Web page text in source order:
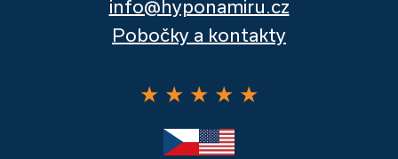
info@hyponamiru.cz
Pobočky a kontakty
★ ★ ★ ★ ★